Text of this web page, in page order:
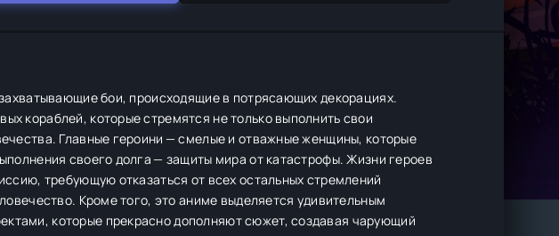
бои, происходящие в потрясающих декорациях.
кораблей, которые стремятся не только выполнить свои
Главные героини — смелые и отважные женщины, которые
своего долга — защиты мира от катастрофы. Жизни героев
требующую отказаться от всех остальных стремлений
Кроме того, это аниме выделяется удивительным
которые прекрасно дополняют сюжет, создавая чарующий